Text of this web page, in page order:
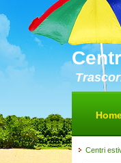
Centri